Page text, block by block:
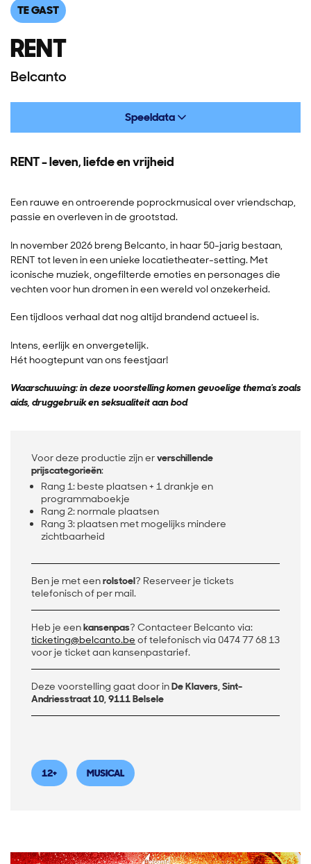
TE GAST
RENT
Belcanto
Speeldata
RENT - leven, liefde en vrijheid
Een rauwe en ontroerende poprockmusical over vriendschap,
passie en overleven in de grootstad.
In november 2026 breng Belcanto, in haar 50-jarig bestaan,
RENT tot leven in een unieke locatietheater-setting. Met
iconische muziek, ongefilterde emoties en personages die
vechten voor hun dromen in een wereld vol onzekerheid.
Een tijdloos verhaal dat nog altijd brandend actueel is.
Intens, eerlijk en onvergetelijk.
Hét hoogtepunt van ons feestjaar!
Waarschuwing: in deze voorstelling komen gevoelige thema's zoals
aids, druggebruik en seksualiteit aan bod
Voor deze productie zijn erverschillende
prijscategorieën:
Rang 1: beste plaatsen + 1 drankje en
programmaboekje
Rang 2: normale plaatsen
Rang 3: plaatsen met mogelijks mindere
zichtbaarheid
Ben je met eenrolstoel? Reserveer je tickets
telefonisch of per mail.
Heb je eenkansenpas? Contacteer Belcanto via:
ticketing@belcanto.be of telefonisch via 0474 77 68 13
voor je ticket aan kansenpastarief.
Deze voorstelling gaat door inDe Klavers, Sint-
Andriesstraat 10, 9111 Belsele
12+ MUSICAL